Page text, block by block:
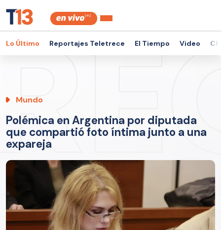
Lo Último Reportajes Teletrece El Tiempo Video
Mundo
Polémica en Argentina por diputada
que compartió foto íntima junto a una
expareja